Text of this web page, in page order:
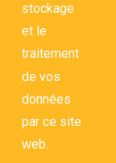
stockage
et le
traitement
de vos
données
par ce site
web.